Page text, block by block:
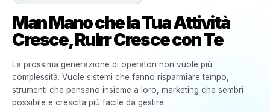
Avvia campagne e contenuti velocemente senza
settimane per impostare il marketing.
Orientato alla ristorazione
Promuovi menu, consegne, eventi, visite ripetute e
con flussi di lavoro pensati per le attività food.